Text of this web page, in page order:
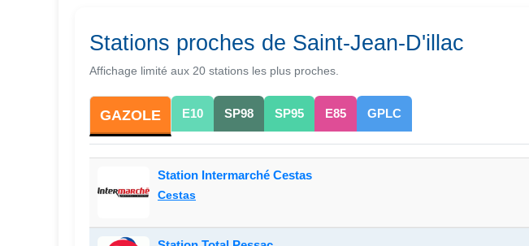
Stations proches de Saint-Jean-D'illac
Affichage limité aux 20 stations les plus proches.
GAZOLE E10 SP98 SP95 E85 GPLC
Station Intermarché Cestas
Cestas